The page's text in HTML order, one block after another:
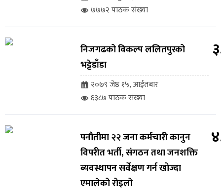
७७७२ पाठक संख्या
निजगढको विकल्प ललितपुरको
भट्टेडाँडा
२०७९ जेष्ठ १५, आईतबार
६३८७ पाठक संख्या
पनौतीमा २२ जना कर्मचारी कानुन
विपरीत भर्ती, संगठन तथा जनशक्ति
ब्यवस्थापन सर्वेक्षण गर्न खोज्दा
एमालेको रोइलो